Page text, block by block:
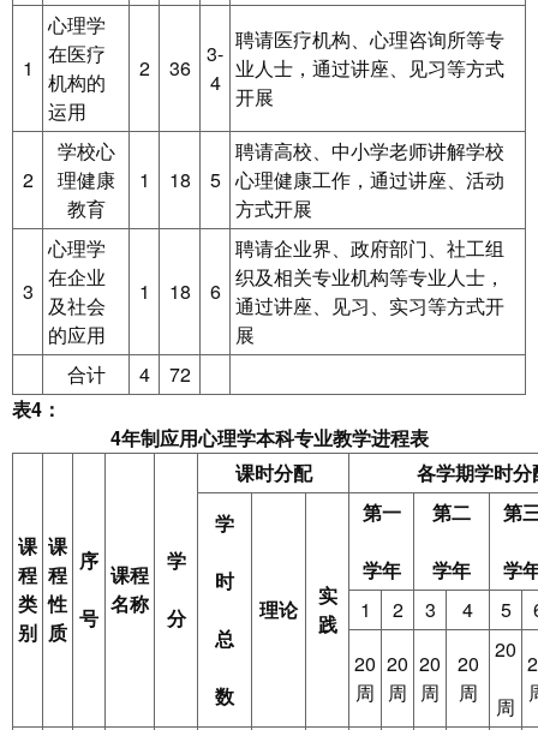
1
心理学
在医疗
机构的
运用
2 36
3-
4
聘请医疗机构、心理咨询所等专
业人士，通过讲座、见习等方式
开展
2
学校心
理健康
教育
1 18 5
聘请高校、中小学老师讲解学校
心理健康工作，通过讲座、活动
方式开展
3
心理学
在企业
及社会
的应用
1 18 6
聘请企业界、政府部门、社工组
织及相关专业机构等专业人士，
通过讲座、见习、实习等方式开
展
合计
4
72
表4：
4年制应用心理学本科专业教学进程表
课
程
类
别
课
程
性
质
序
号
课程
名称
学
分
课时分配
各学期学时分
学
时
总
数
理论
实
践
第一
学年
第二
学年
第
学
1
2 3 4 5
20
周
20
周
20
周
20
周
20
周